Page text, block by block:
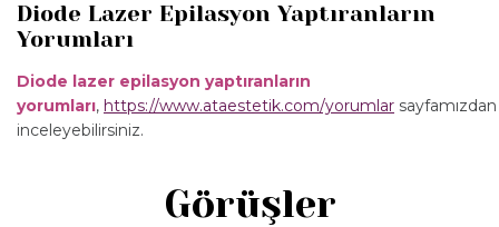
Diode Lazer Epilasyon Yaptıranların
Yorumları
Diode lazer epilasyon yaptıranların
yorumları, https://www.ataestetik.com/yorumlar sayfamızdan
inceleyebilirsiniz.
Görüşler